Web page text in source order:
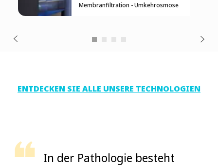
Membranfiltration - Umkehrosmose
ENTDECKEN SIE ALLE UNSERE TECHNOLOGIEN
In der Pathologie besteht